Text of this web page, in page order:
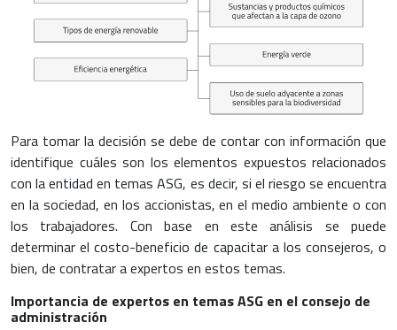
Para tomar la decisión se debe de contar con información que
identifique cuáles son los elementos expuestos relacionados
con la entidad en temas ASG, es decir, si el riesgo se encuentra
en la sociedad, en los accionistas, en el medio ambiente o con
los trabajadores. Con base en este análisis se puede
determinar el costo-beneficio de capacitar a los consejeros, o
bien, de contratar a expertos en estos temas.
Importancia de expertos en temas ASG en el consejo de
administración